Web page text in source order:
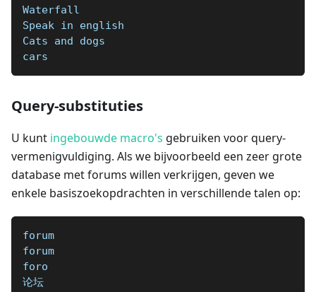
Waterfall
Speak in english
Cats and dogs
cars
Query-substituties
U kunt ingebouwde macro's gebruiken voor query-
vermenigvuldiging. Als we bijvoorbeeld een zeer grote
database met forums willen verkrijgen, geven we
enkele basiszoekopdrachten in verschillende talen op:
forum
forum
foro
论坛